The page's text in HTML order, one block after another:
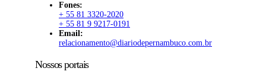
Fones:
+ 55 81 3320-2020
+ 55 81 9 9217-0191
Email:
relacionamento@diariodepernambuco.com.br
Nossos portais